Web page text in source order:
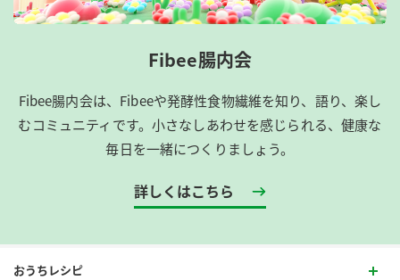
Fibee腸内会
Fibee腸内会は、​Fibeeや発酵性食物繊維を知り、語り、楽し
むコミュニティです。​小さなしあわせを感じられる、健康な
毎日を一緒につくりましょう。
詳しくはこちら
おうちレシピ